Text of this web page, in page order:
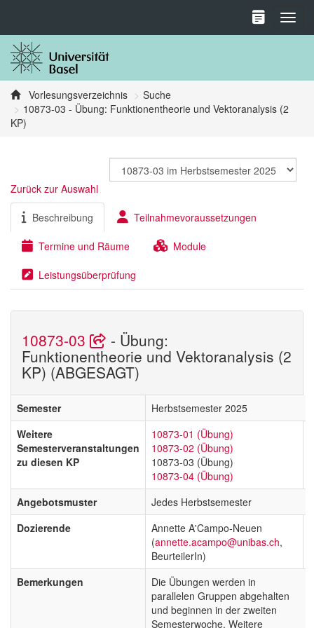
Vorlesungsverzeichnis
Suche
10873-03 - Übung: Funktionentheorie und Vektoranalysis (2
KP)
Zurück zur Auswahl
Beschreibung Teilnahmevoraussetzungen
Termine und Räume Module
Leistungsüberprüfung
10873-03 - Übung:
Funktionentheorie und Vektoranalysis (2
KP) (ABGESAGT)
Semester
Herbstsemester 2025
Weitere
Semesterveranstaltungen
zu diesen KP
10873-01 (Übung)
10873-02 (Übung)
10873-03 (Übung)
10873-04 (Übung)
Angebotsmuster
Jedes Herbstsemester
Dozierende
Annette A'Campo-Neuen
(annette.acampo@unibas.ch,
BeurteilerIn)
Bemerkungen
Die Übungen werden in
parallelen Gruppen abgehalten
und beginnen in der zweiten
Semesterwoche. Weitere